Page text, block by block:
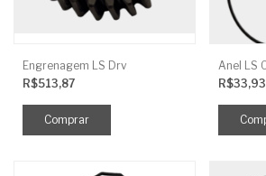
Engrenagem LS Drv
R$513,87
R$33,93